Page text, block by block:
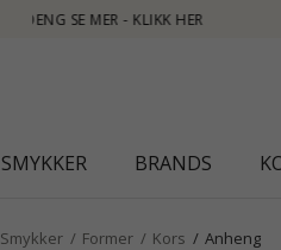
SMYKKER BRANDS
Smykker Former Kors Anheng